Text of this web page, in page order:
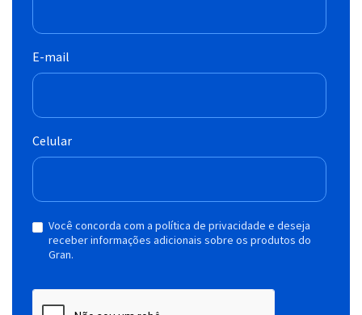
E-mail
Celular
Você concorda com a política de privacidade e deseja
receber informações adicionais sobre os produtos do
Gran.